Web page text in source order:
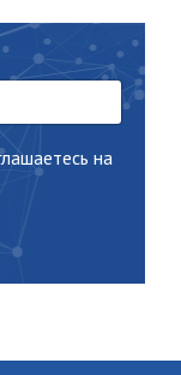
на